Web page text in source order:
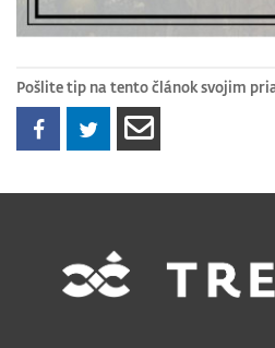
Pošlite tip na tento článok svojim